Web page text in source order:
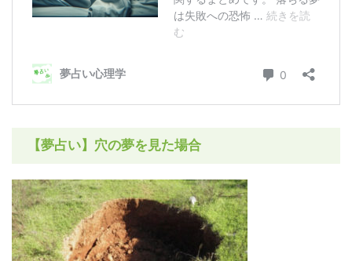
【夢占い】穴の夢を見た場合